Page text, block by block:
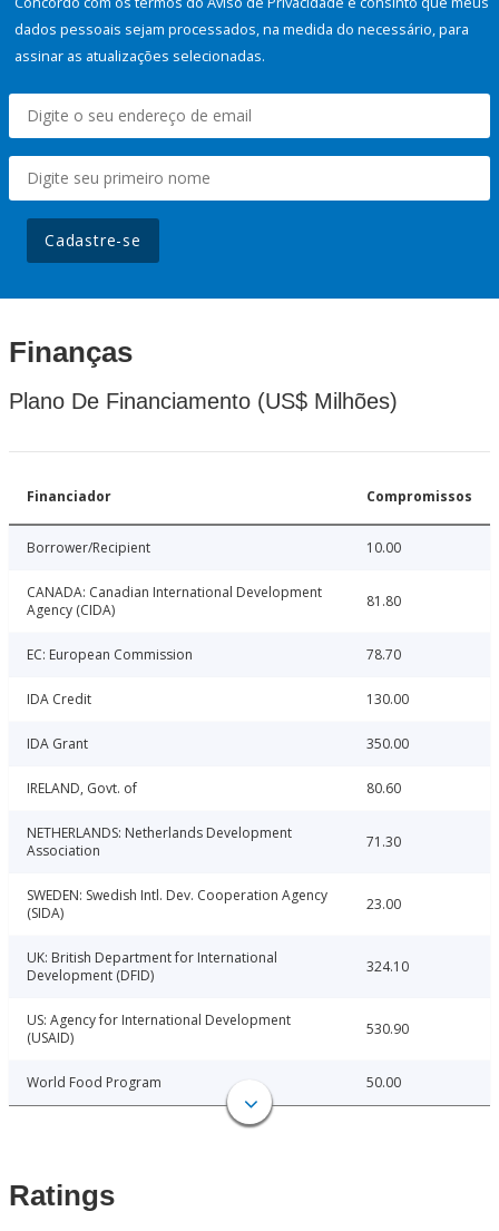
dados pessoais sejam processados, na medida do necessário, para
assinar as atualizações selecionadas.
Cadastre-se
Finanças
Plano De Financiamento (US$ Milhões)
Financiador Compromissos
Borrower/Recipient 10.00
CANADA: Canadian International Development
Agency (CIDA)
81.80
EC: European Commission 78.70
IDA Credit 130.00
IDA Grant 350.00
IRELAND, Govt. of 80.60
NETHERLANDS: Netherlands Development
Association
71.30
SWEDEN: Swedish Intl. Dev. Cooperation Agency
(SIDA)
23.00
UK: British Department for International
Development (DFID)
324.10
US: Agency for International Development
(USAID)
530.90
World Food Program 50.00
Ratings